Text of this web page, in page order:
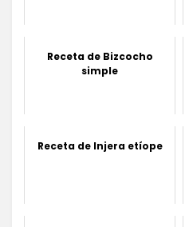
Receta de Bizcocho
simple
Receta de Injera etíope